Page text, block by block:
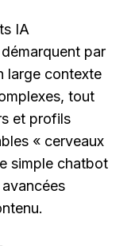
IA
par
large contexte
tout
et profils
« cerveaux
simple chatbot